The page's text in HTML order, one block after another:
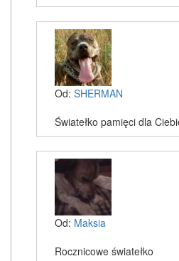
Od: SHERMAN
Światełko pamięci dla
Od: Maksia
Rocznicowe światełko